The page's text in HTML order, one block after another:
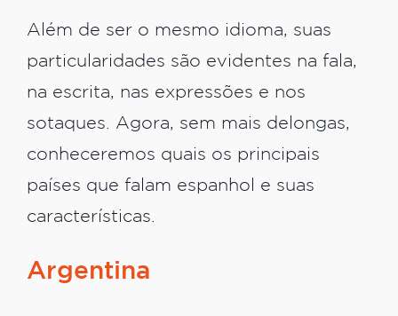
Além de ser o mesmo idioma, suas
particularidades são evidentes na fala,
na escrita, nas expressões e nos
sotaques. Agora, sem mais delongas,
conheceremos quais os principais
países que falam espanhol e suas
características.
Argentina